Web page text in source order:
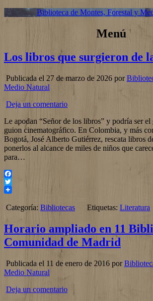
Biblioteca de Montes, Forestal y
Menú
Los libros que surgieron de
Publicada el 27 de marzo de 2026 por
Medio Natural
Deja un comentario
Le apodan “Señor de los libros” y podría ser el
guion cinematográfico. En Colombia, y más
Bogotá, José Alberto Gutiérrez, rescata libros
ponerlos al alcance de miles de niños que
para…
Facebook
Twitter
Categoría: Bibliotecas Etiquetas: Literatura
Horario ampliado en 11
Comunidad de Madrid
Publicada el 11 de enero de 2016 por
Medio Natural
Deja un comentario